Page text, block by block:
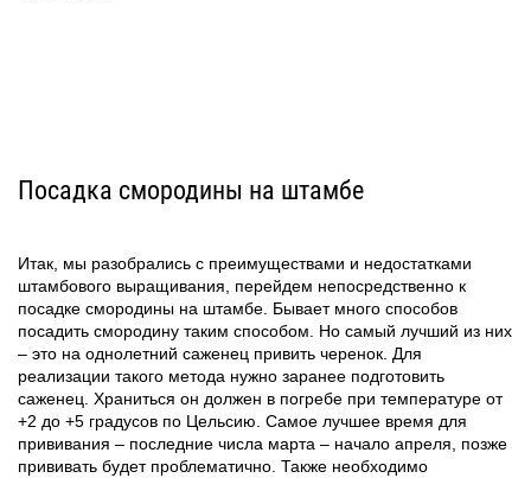
Посадка смородины на штамбе
Итак, мы разобрались с преимуществами и недостатками
штамбового выращивания, перейдем непосредственно к
посадке смородины на штамбе. Бывает много способов
посадить смородину таким способом. Но самый лучший из них
– это на однолетний саженец привить черенок. Для
реализации такого метода нужно заранее подготовить
саженец. Храниться он должен в погребе при температуре от
+2 до +5 градусов по Цельсию. Самое лучшее время для
прививания – последние числа марта – начало апреля, позже
прививать будет проблематично. Также необходимо